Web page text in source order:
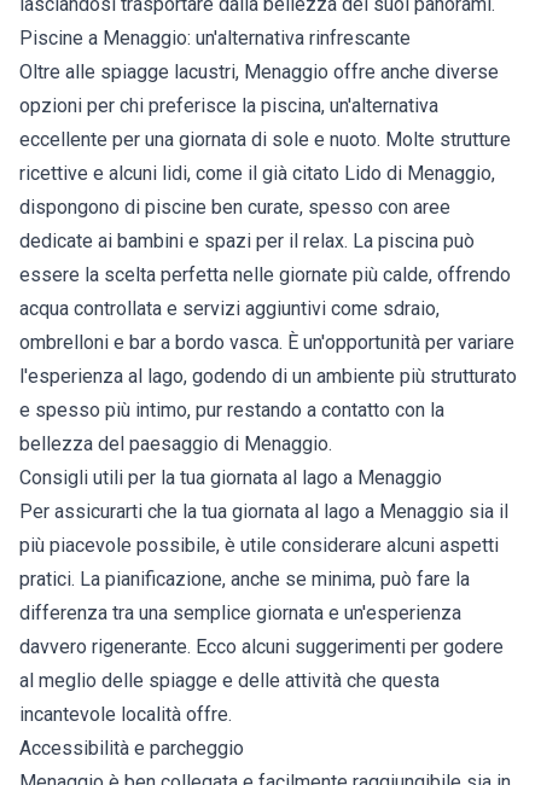
lasciandosi trasportare dalla bellezza dei suoi panorami.
Piscine a Menaggio: un'alternativa rinfrescante
Oltre alle spiagge lacustri, Menaggio offre anche diverse
opzioni per chi preferisce la piscina, un'alternativa
eccellente per una giornata di sole e nuoto. Molte strutture
ricettive e alcuni lidi, come il già citato Lido di Menaggio,
dispongono di piscine ben curate, spesso con aree
dedicate ai bambini e spazi per il relax. La piscina può
essere la scelta perfetta nelle giornate più calde, offrendo
acqua controllata e servizi aggiuntivi come sdraio,
ombrelloni e bar a bordo vasca. È un'opportunità per variare
l'esperienza al lago, godendo di un ambiente più strutturato
e spesso più intimo, pur restando a contatto con la
bellezza del paesaggio di Menaggio.
Consigli utili per la tua giornata al lago a Menaggio
Per assicurarti che la tua giornata al lago a Menaggio sia il
più piacevole possibile, è utile considerare alcuni aspetti
pratici. La pianificazione, anche se minima, può fare la
differenza tra una semplice giornata e un'esperienza
davvero rigenerante. Ecco alcuni suggerimenti per godere
al meglio delle spiagge e delle attività che questa
incantevole località offre.
Accessibilità e parcheggio